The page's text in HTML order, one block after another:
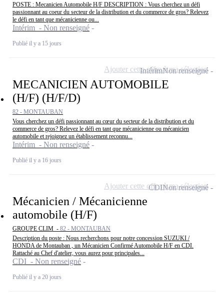
POSTE : Mecanicien Automobile H/F DESCRIPTION : Vous cherchez un défi
passionnant au coeur du secteur de la distribution et du commerce de gros? Relevez
le défi en tant que mécanicienne ou...
Intérim - Non renseigné
Publié il y a 15 jours
MECANICIEN AUTOMOBILE
(H/F) (H/F/D)
82 - MONTAUBAN
Vous cherchez un défi passionnant au cœur du secteur de la distribution et du
commerce de gros? Relevez le défi en tant que mécanicienne ou mécanicien
automobile et rejoignez un établissement reconnu...
Intérim - Non renseigné
Publié il y a 16 jours
IntérimNon renseigné
Ajouter cette offre à ma sélection
Mécanicien / Mécanicienne
automobile (H/F)
GROUPE CLIM - 82 - MONTAUBAN
Description du poste : Nous recherchons pour notre concession SUZUKI /
HONDA de Montauban , un Mécanicien Confirmé Automobile H/F en CDI.
Rattaché au Chef d'atelier, vous aurez pour principales...
CDI - Non renseigné
Publié il y a 20 jours
CDINon renseigné
Ajouter cette offre à ma sélection